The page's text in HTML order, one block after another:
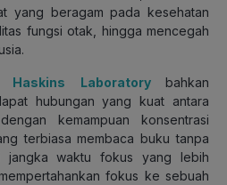
yang beragam pada kesehatan
fungsi otak, hingga mencegah
Haskins Laboratory
bahkan
hubungan yang kuat antara
kemampuan konsentrasi
terbiasa membaca buku tanpa
jangka waktu fokus yang lebih
fokus ke sebuah